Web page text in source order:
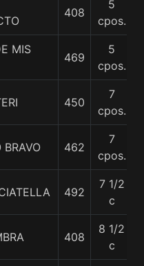
408
5
cpos.
MIS
469
5
cpos.
450
7
cpos.
BRAVO 462
7
cpos.
492
7 1/2
c
408
8 1/2
c